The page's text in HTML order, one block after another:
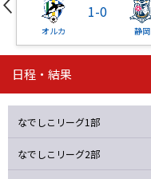
オルカ
1-0
静岡
第22節 10/20 (日) 13:00
鴨陸
1-
日程・結果
なでしこリーグ1部
なでしこリーグ2部